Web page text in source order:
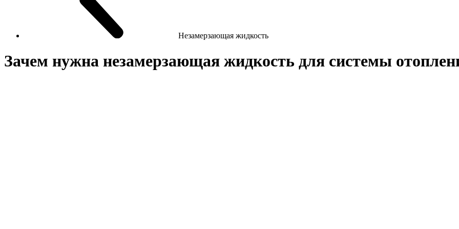
Незамерзающая жидкость
Зачем нужна незамерзающая жидкость для системы